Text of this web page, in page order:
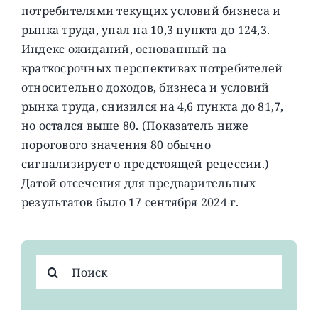
потребителями текущих условий бизнеса и
рынка труда, упал на 10,3 пункта до 124,3.
Индекс ожиданий, основанный на
краткосрочных перспективах потребителей
относительно доходов, бизнеса и условий
рынка труда, снизился на 4,6 пункта до 81,7,
но остался выше 80. (Показатель ниже
порогового значения 80 обычно
сигнализирует о предстоящей рецессии.)
Датой отсечения для предварительных
результатов было 17 сентября 2024 г.
поиска: